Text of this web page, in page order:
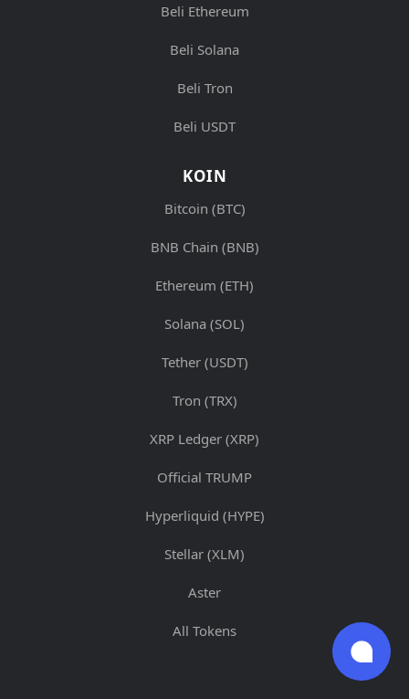
Beli Ethereum
Beli Solana
Beli Tron
Beli USDT
KOIN
Bitcoin (BTC)
BNB Chain (BNB)
Ethereum (ETH)
Solana (SOL)
Tether (USDT)
Tron (TRX)
XRP Ledger (XRP)
Official TRUMP
Hyperliquid (HYPE)
Stellar (XLM)
Aster
All Tokens